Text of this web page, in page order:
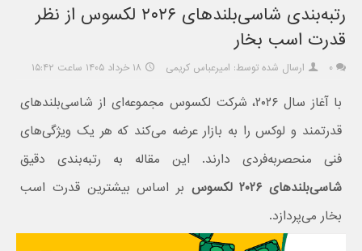
رتبه‌بندی شاسی‌بلندهای ۲۰۲۶ لکسوس از نظر
قدرت اسب بخار
۰ ارسال شده توسط: امیرعباس کریمی ۱۸ خرداد ۱۴۰۵ ساعت ۱۵:۴۲
با آغاز سال ۲۰۲۶، شرکت لکسوس مجموعه‌ای از شاسی‌بلندهای
قدرتمند و لوکس را به بازار عرضه می‌کند که هر یک ویژگی‌های
فنی منحصربه‌فردی دارند. این مقاله به رتبه‌بندی دقیق
شاسی‌بلندهای ۲۰۲۶ لکسوس
بر اساس بیشترین قدرت اسب
بخار می‌پردازد.